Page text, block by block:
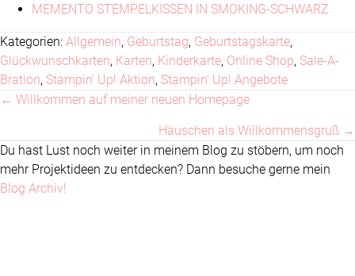
MEMENTO STEMPELKISSEN IN SMOKING-SCHWARZ
Kategorien: Allgemein, Geburtstag, Geburtstagskarte,
Glückwunschkarten, Karten, Kinderkarte, Online Shop, Sale-A-
Bration, Stampin' Up! Aktion, Stampin' Up! Angebote
Posts
navigation
← Willkommen auf meiner neuen Homepage
Häuschen als Willkommensgruß →
Du hast Lust noch weiter in meinem Blog zu stöbern, um noch
mehr Projektideen zu entdecken? Dann besuche gerne mein
Blog Archiv!